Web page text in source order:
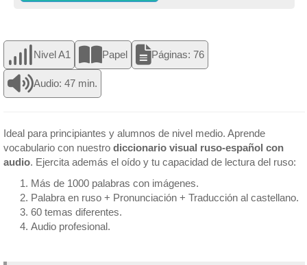
Nivel A1 Papel Páginas: 76
Audio: 47 min.
Ideal para principiantes y alumnos de nivel medio. Aprende
vocabulario con nuestro diccionario visual ruso-español con
audio. Ejercita además el oído y tu capacidad de lectura del ruso:
Más de 1000 palabras con imágenes.
Palabra en ruso + Pronunciación + Traducción al castellano.
60 temas diferentes.
Audio profesional.